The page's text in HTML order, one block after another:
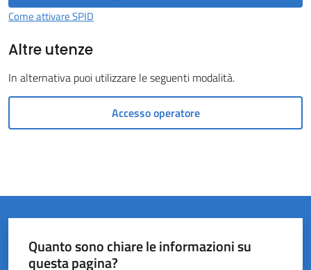
Rio
on-
gli
argomenti
Come attivare SPID
Altre utenze
In alternativa puoi utilizzare le seguenti modalità.
Accesso operatore
Quanto sono chiare le informazioni su
questa pagina?